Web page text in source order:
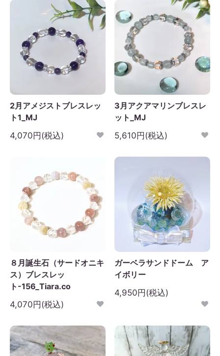
2026年9月
水 木
7 8 9 10 12
14 15 16
2月アメジストブレスレッ
ト1_MJ
4,070円(税込)
3月アクアマリンブレスレ
ット_MJ
5,610円(税込)
８月誕生石（サードオニキ
ス）ブレスレッ
ト-156_Tiara.co
4,070円(税込)
ガーベラサンドドーム ア
イボリー
4,950円(税込)